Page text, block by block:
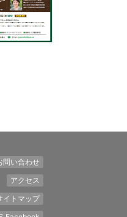
問い合わせ
アクセス
イトマップ